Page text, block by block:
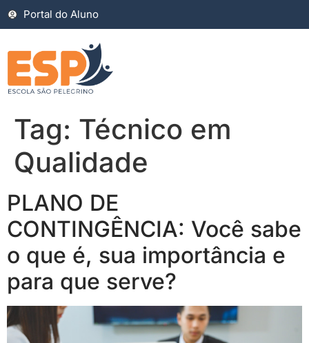
Portal do Aluno
Tag: Técnico em
Qualidade
PLANO DE
CONTINGÊNCIA: Você sabe
o que é, sua importância e
para que serve?